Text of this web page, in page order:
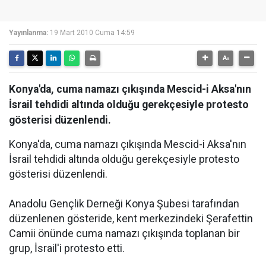
Yayınlanma: 19 Mart 2010 Cuma 14:59
Konya'da, cuma namazı çıkışında Mescid-i Aksa'nın
İsrail tehdidi altında olduğu gerekçesiyle protesto
gösterisi düzenlendi.
Konya'da, cuma namazı çıkışında Mescid-i Aksa'nın
İsrail tehdidi altında olduğu gerekçesiyle protesto
gösterisi düzenlendi.
Anadolu Gençlik Derneği Konya Şubesi tarafından
düzenlenen gösteride, kent merkezindeki Şerafettin
Camii önünde cuma namazı çıkışında toplanan bir
grup, İsrail'i protesto etti.